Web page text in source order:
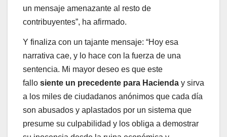
un mensaje amenazante al resto de
contribuyentes”, ha afirmado.
Y finaliza con un tajante mensaje: “Hoy esa
narrativa cae, y lo hace con la fuerza de una
sentencia. Mi mayor deseo es que este
fallo siente un precedente para Hacienda y sirva
a los miles de ciudadanos anónimos que cada día
son abusados y aplastados por un sistema que
presume su culpabilidad y los obliga a demostrar